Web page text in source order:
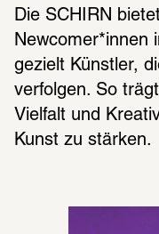
Die SCHIRN
Newcomer*innen
gezielt Künstler,
verfolgen. So
Vielfalt und
Kunst zu stärken.